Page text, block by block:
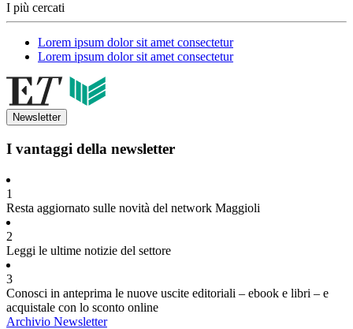
I più cercati
Lorem ipsum dolor sit amet consectetur
Lorem ipsum dolor sit amet consectetur
Newsletter
I vantaggi della newsletter
1
Resta aggiornato sulle novità del network Maggioli
2
Leggi le ultime notizie del settore
3
Conosci in anteprima le nuove uscite editoriali – ebook e libri – e
acquistale con lo sconto online
Archivio Newsletter